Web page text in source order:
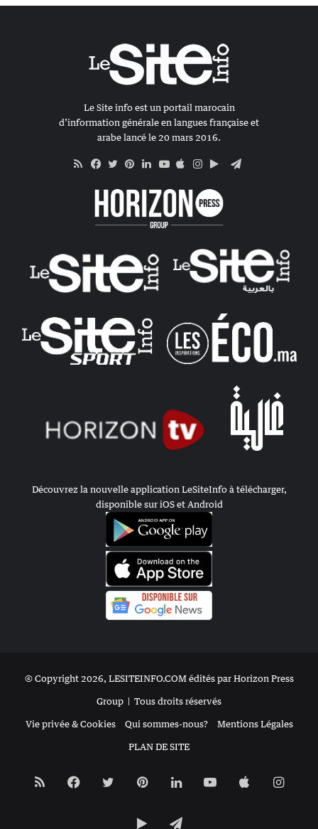
Le Site info est un portail marocain
d’information générale en langues française et
arabe lancé le 20 mars 2016.
RSS
Apple
Google
Telegram
Découvrez la nouvelle application LeSiteInfo à télécharger,
disponible sur iOS et Android
© Copyright 2026, LESITEINFO.COM édités par Horizon Press
Group | Tous droits réservés
Vie privée & Cookies
Qui sommes-nous?
Mentions Légales
PLAN DE SITE
Facebook
TwitterPinterestLinkedinYouTubeApple
Google